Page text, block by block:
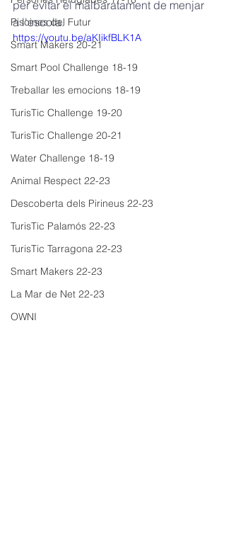
Piscines del Futur
Smart Makers 20-21
Smart Pool Challenge 18-19
Treballar les emocions 18-19
TurisTic Challenge 19-20
TurisTic Challenge 20-21
Water Challenge 18-19
Animal Respect 22-23
Descoberta dels Pirineus 22-23
TurisTic Palamós 22-23
TurisTic Tarragona 22-23
Smart Makers 22-23
La Mar de Net 22-23
OWNI
per evitar el malbaratament de menjar
a l'escola.
https://youtu.be/aKIikfBLK1A